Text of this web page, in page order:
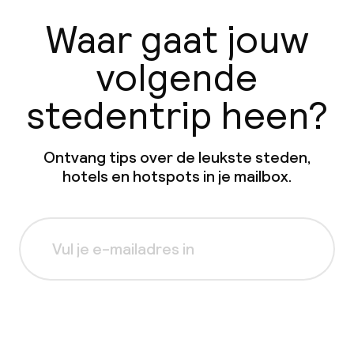
Waar gaat jouw
volgende
stedentrip heen?
Ontvang tips over de leukste steden,
hotels en hotspots in je mailbox.